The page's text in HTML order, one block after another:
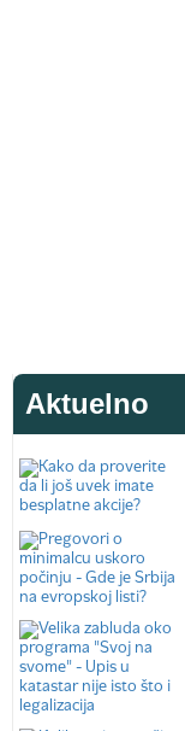
Aktuelno